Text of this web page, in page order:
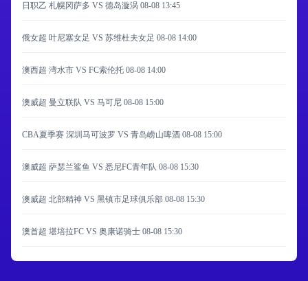
日职乙 札幌冈萨多 VS 德岛漩涡 08-08 13:45
俄女超 叶尼塞女足 VS 苏维杜夫女足 08-08 14:00
澳西超 湾水市 VS FC索伦托 08-08 14:00
澳威超 曼立联队 VS 马可尼 08-08 15:00
CBA夏季赛 深圳马可波罗 VS 青岛崂山啤酒 08-08 15:00
澳威超 萨瑟兰鲨鱼 VS 悉尼FC青年队 08-08 15:30
澳威超 北部精神 VS 黑镇市足球俱乐部 08-08 15:30
澳首超 堪培拉FC VS 奥康诺骑士 08-08 15:30